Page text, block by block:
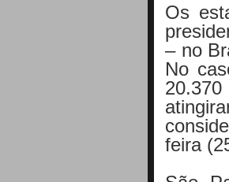
Os
– no
No
feira